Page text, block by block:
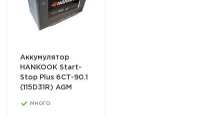
Аккумулятор
HANKOOK Start-
Stop Plus 6СТ-90.1
(115D31R) AGM
много